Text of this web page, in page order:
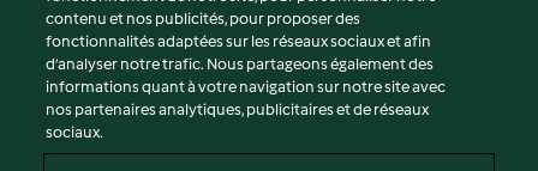
Conditions d'utilisation
Politique de confidentialité
Non-responsabilité
Mentions légales
contenu et nos publicités, pour proposer des
fonctionnalités adaptées sur les réseaux sociaux et afin
d’analyser notre trafic. Nous partageons également des
informations quant à votre navigation sur notre site avec
nos partenaires analytiques, publicitaires et de réseaux
sociaux.